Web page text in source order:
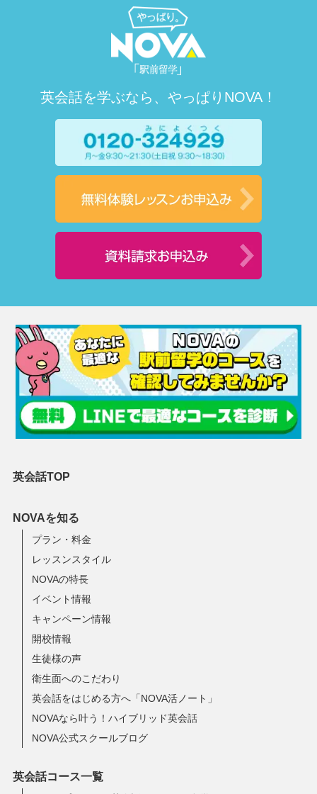
英会話を学ぶなら、やっぱりNOVA！
英会話TOP
NOVAを知る
プラン・料金
レッスンスタイル
NOVAの特長
イベント情報
キャンペーン情報
開校情報
生徒様の声
衛生面へのこだわり
英会話をはじめる方へ「NOVA活ノート」
NOVAなら叶う！ハイブリッド英会話
NOVA公式スクールブログ
英会話コース一覧